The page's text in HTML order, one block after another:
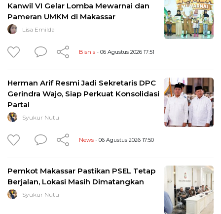
Kanwil VI Gelar Lomba Mewarnai dan
Pameran UMKM di Makassar
Lisa Emilda
Bisnis - 06 Agustus 2026 17:51
Herman Arif Resmi Jadi Sekretaris DPC
Gerindra Wajo, Siap Perkuat Konsolidasi
Partai
Syukur Nutu
News - 06 Agustus 2026 17:50
Pemkot Makassar Pastikan PSEL Tetap
Berjalan, Lokasi Masih Dimatangkan
Syukur Nutu